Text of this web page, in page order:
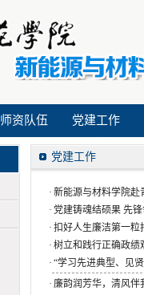
师资队伍 党建工作
党建工作
· 新能源与材料学院赴
· 党建铸魂结硕果 先
· 扣好人生廉洁第一粒
· 树立和践行正确政
· “学习先进典型、见
· 廉韵润芳华，清风